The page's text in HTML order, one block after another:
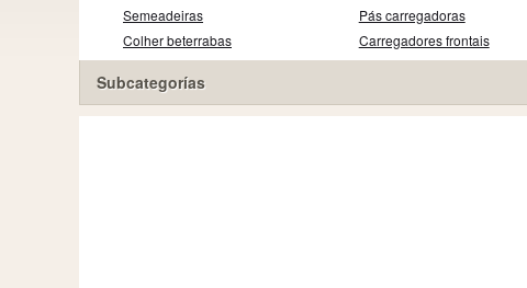
Semeadeiras
Colher beterrabas
Pás carregadoras
Carregadores frontais
Subcategorías